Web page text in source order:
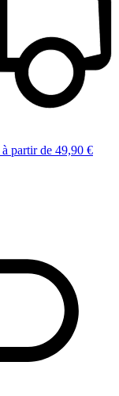
à partir de 49,90 €